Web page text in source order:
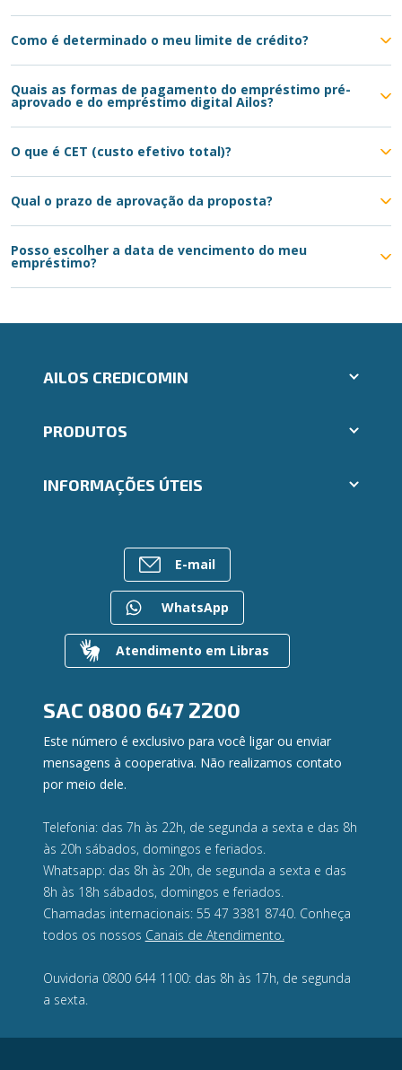
Como é determinado o meu limite de crédito?
Quais as formas de pagamento do empréstimo pré-
aprovado e do empréstimo digital Ailos?
O que é CET (custo efetivo total)?
Qual o prazo de aprovação da proposta?
Posso escolher a data de vencimento do meu
empréstimo?
AILOS CREDICOMIN
Indique um amigo
Trabalhe Conosco
Ailos Educação
Gerenciar Cookies
PRODUTOS
Consórcios
Para empresas
INFORMAÇÕES ÚTEIS
Postos de Atendimento
Regularização de dívidas
Valores a Receber
Contato
Canal de Ética
Ouvidoria
E-mail
WhatsApp
Atendimento em Libras
SAC 0800 647 2200
Este número é exclusivo para você ligar ou enviar
mensagens à cooperativa. Não realizamos contato
por meio dele.
Telefonia: das 7h às 22h, de segunda a sexta e das 8h
às 20h sábados, domingos e feriados.
Whatsapp: das 8h às 20h, de segunda a sexta e das
8h às 18h sábados, domingos e feriados.
Chamadas internacionais: 55 47 3381 8740. Conheça
todos os nossos Canais de Atendimento.
Ouvidoria 0800 644 1100: das 8h às 17h, de segunda
a sexta.